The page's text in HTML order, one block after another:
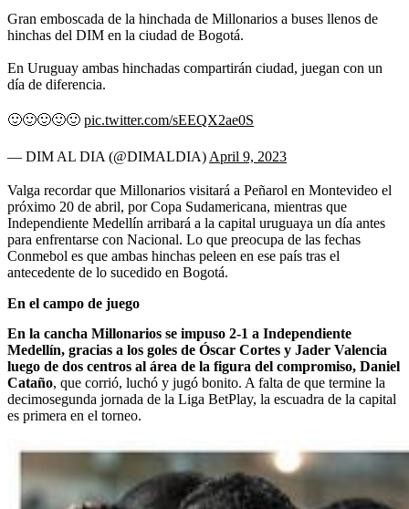
Gran emboscada de la hinchada de Millonarios a buses llenos de
hinchas del DIM en la ciudad de Bogotá.
En Uruguay ambas hinchadas compartirán ciudad, juegan con un
día de diferencia.
🙂🙂🙂🙂🙂 pic.twitter.com/sEEQX2ae0S
— DIM AL DIA (@DIMALDIA) April 9, 2023
Valga recordar que Millonarios visitará a Peñarol en Montevideo el
próximo 20 de abril, por Copa Sudamericana, mientras que
Independiente Medellín arribará a la capital uruguaya un día antes
para enfrentarse con Nacional. Lo que preocupa de las fechas
Conmebol es que ambas hinchas peleen en ese país tras el
antecedente de lo sucedido en Bogotá.
En el campo de juego
En la cancha Millonarios se impuso 2-1 a Independiente
Medellín, gracias a los goles de Óscar Cortes y Jader Valencia
luego de dos centros al área de la figura del compromiso, Daniel
Cataño, que corrió, luchó y jugó bonito. A falta de que termine la
decimosegunda jornada de la Liga BetPlay, la escuadra de la capital
es primera en el torneo.